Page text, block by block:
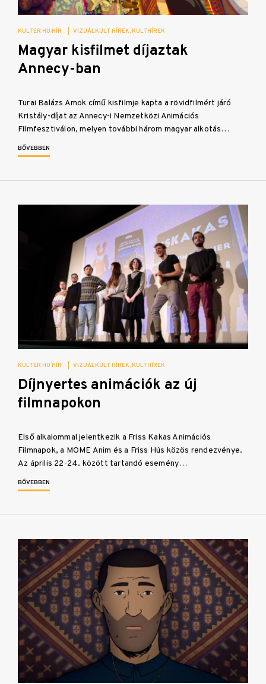
KULTER.HU HÍR VIZUÁLKULT HÍREK KULTHÍREK
Magyar kisfilmet díjaztak
Annecy-ban
Turai Balázs Amok című kisfilmje kapta a rövidfilmért járó
Kristály-díjat az Annecy-i Nemzetközi Animációs
Filmfesztiválon, melyen további három magyar alkotás…
BŐVEBBEN
KULTER.HU HÍR VIZUÁLKULT HÍREK KULTHÍREK
Díjnyertes animációk az új
filmnapokon
Első alkalommal jelentkezik a Friss Kakas Animációs
Filmnapok, a MOME Anim és a Friss Hús közös rendezvénye.
Az április 22-24. között tartandó esemény…
BŐVEBBEN